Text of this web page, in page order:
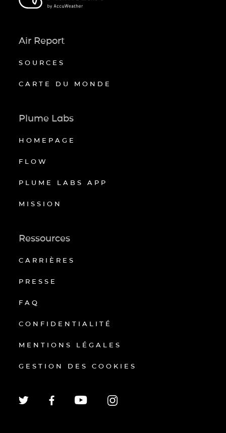
Air Report
SOURCES
CARTE DU MONDE
Plume Labs
HOMEPAGE
FLOW
PLUME LABS APP
MISSION
Ressources
CARRIÈRES
PRESSE
FAQ
CONFIDENTIALITÉ
MENTIONS LÉGALES
GESTION DES COOKIES